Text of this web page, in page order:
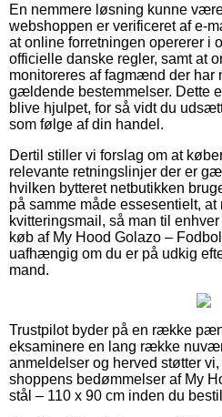
En nemmere løsning kunne
webshoppen er verificeret af e-
at online forretningen opererer i
officielle danske regler, samt at
monitoreres af fagmænd der har
gældende bestemmelser. Dette
blive hjulpet, for så vidt du
som følge af din handel.
Dertil stiller vi forslag om at
relevante retningslinjer der er
hvilken bytteret netbutikken
på samme måde essesentielt,
kvitteringsmail, så man til
køb af My Hood Golazo –
uafhængig om du er på udkig
mand.
Trustpilot byder på en række
eksaminere en lang række
anmeldelser og herved støtter
shoppens bedømmelser af My
stål – 110 x 90 cm inden du